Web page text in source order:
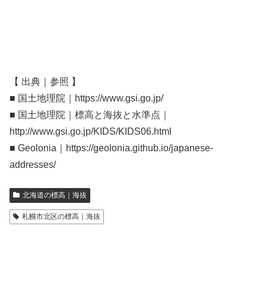
【 出典｜参照 】
■ 国土地理院｜https://www.gsi.go.jp/
■ 国土地理院｜標高と海抜と水準点｜
http://www.gsi.go.jp/KIDS/KIDS06.html
■ Geolonia｜https://geolonia.github.io/japanese-
addresses/
北海道の標高｜海抜
札幌市北区の標高｜海抜